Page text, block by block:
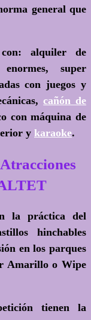
general que
alquiler de
enormes, super
con juegos y
cañón de
con máquina de
y karaoke.
la práctica del
hinchables
en los parques
Amarillo o Wipe
tienen la